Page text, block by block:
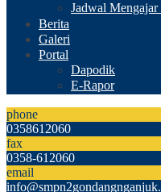
Jadwal Mengajar
Berita
Galeri
Portal
Dapodik
E-Rapor
phone
0358612060
fax
0358-612060
email